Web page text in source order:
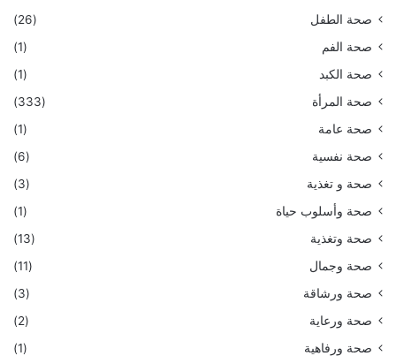
صحة الطفل
(26)
صحة الفم
(1)
صحة الكبد
(1)
صحة المرأة
(333)
صحة عامة
(1)
صحة نفسية
(6)
صحة و تغذية
(3)
صحة وأسلوب حياة
(1)
صحة وتغذية
(13)
صحة وجمال
(11)
صحة ورشاقة
(3)
صحة ورعاية
(2)
صحة ورفاهية
(1)